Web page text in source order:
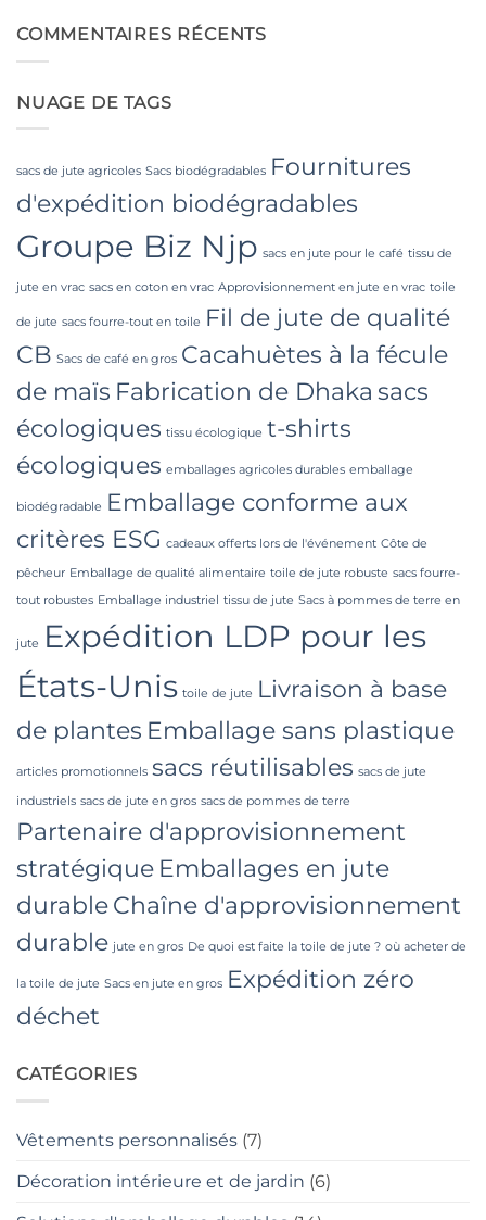
PP
Woven
from
Supplier
Bangladesh
Food
Grade
High-
COMMENTAIRES RÉCENTS
NUAGE DE TAGS
sacs de jute agricoles Sacs biodégradables Fournitures
d'expédition biodégradables
Groupe Biz Njp sacs en jute pour le café tissu de
jute en vrac sacs en coton en vrac Approvisionnement en jute en vrac toile
de jute sacs fourre-tout en toile Fil de jute de qualité
CB Sacs de café en gros Cacahuètes à la fécule
de maïs Fabrication de Dhaka sacs
écologiques tissu écologique t-shirts
écologiques emballages agricoles durables emballage
biodégradable Emballage conforme aux
critères ESG cadeaux offerts lors de l'événement Côte de
pêcheur Emballage de qualité alimentaire toile de jute robuste sacs fourre-
tout robustes Emballage industriel tissu de jute Sacs à pommes de terre en
jute
Expédition LDP pour les
États-Unis toile de jute Livraison à base
de plantes Emballage sans plastique
articles promotionnels sacs réutilisables sacs de jute
industriels sacs de jute en gros sacs de pommes de terre
Partenaire d'approvisionnement
stratégique Emballages en jute
durableChaîne d'approvisionnement
durable jute en gros De quoi est faite la toile de jute ? où acheter de
la toile de jute Sacs en jute en gros Expédition zéro
déchet
CATÉGORIES
Vêtements personnalisés (7)
Décoration intérieure et de jardin (6)